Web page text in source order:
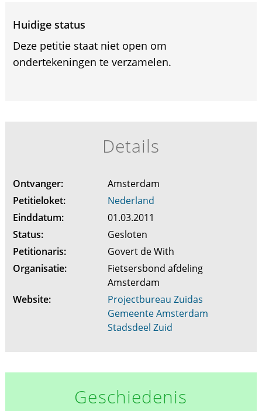
Huidige status
Deze petitie staat niet open om
ondertekeningen te verzamelen.
Details
Ontvanger:
Amsterdam
Petitieloket:
Nederland
Einddatum:
01.03.2011
Status:
Gesloten
Petitionaris:
Govert de With
Organisatie:
Fietsersbond afdeling
Amsterdam
Website:
Projectbureau Zuidas
Gemeente Amsterdam
Stadsdeel Zuid
Geschiedenis